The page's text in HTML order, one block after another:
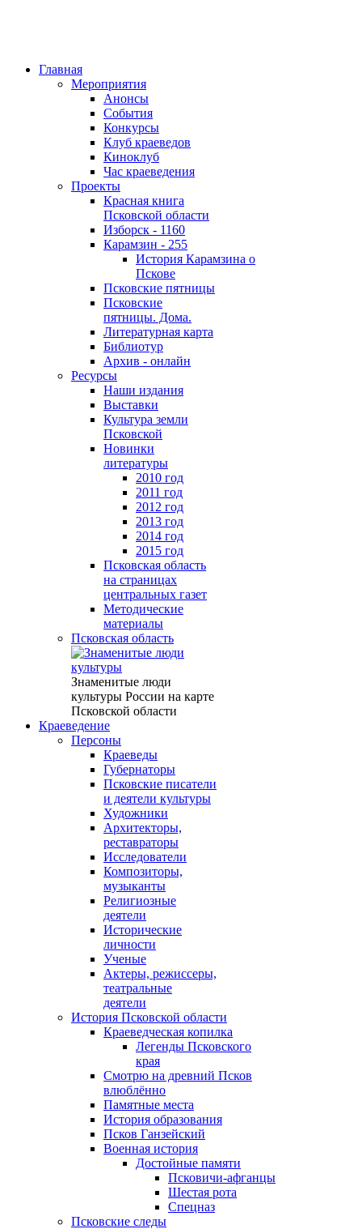
Главная
Мероприятия
Анонсы
События
Конкурсы
Клуб краеведов
Киноклуб
Час краеведения
Проекты
Красная книга
Псковской области
Изборск - 1160
Карамзин - 255
История Карамзина о
Пскове
Псковские пятницы
Псковские
пятницы. Дома.
Литературная карта
Библиотур
Архив - онлайн
Ресурсы
Наши издания
Выставки
Культура земли
Псковской
Новинки
литературы
2010 год
2011 год
2012 год
2013 год
2014 год
2015 год
Псковская область
на страницах
центральных газет
Методические
материалы
Псковская область
Знаменитые люди
культуры России на карте
Псковской области
Краеведение
Персоны
Краеведы
Губернаторы
Псковские писатели
и деятели культуры
Художники
Архитекторы,
реставраторы
Исследователи
Композиторы,
музыканты
Религиозные
деятели
Исторические
личности
Ученые
Актеры, режиссеры,
театральные
деятели
История Псковской области
Краеведческая копилка
Легенды Псковского
края
Смотрю на древний Псков
влюблённо
Памятные места
История образования
Псков Ганзейский
Военная история
Достойные памяти
Псковичи-афганцы
Шестая рота
Спецназ
Псковские следы